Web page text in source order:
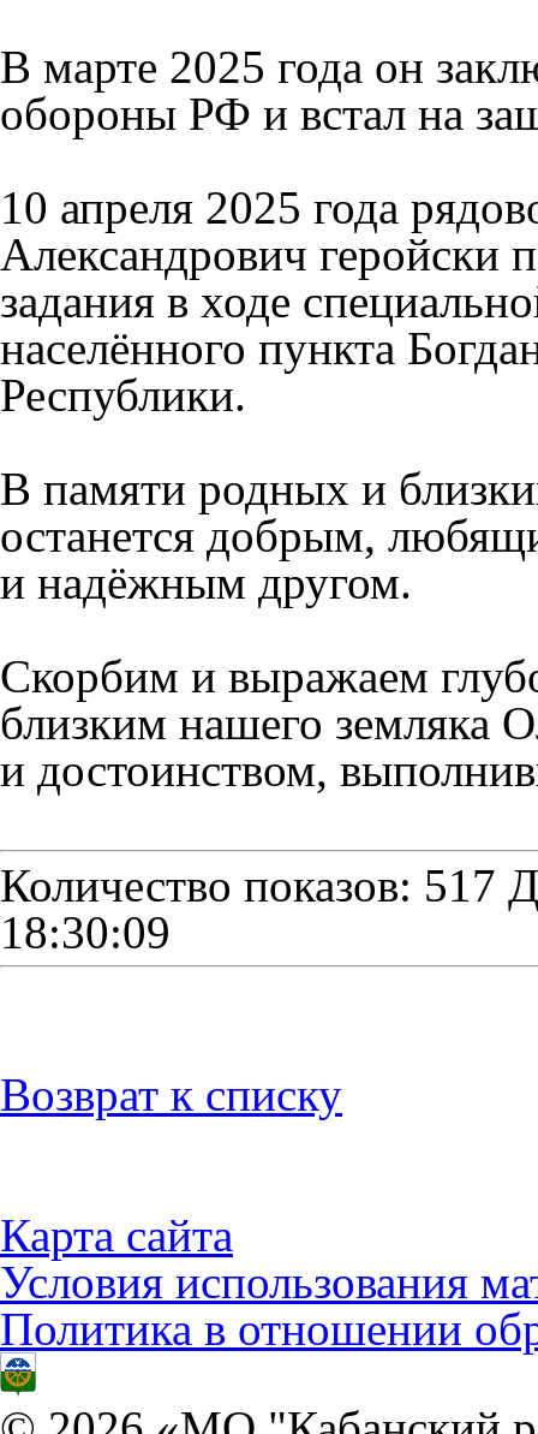
В марте 2025 года он
обороны РФ и встал на
10 апреля 2025 года
Александрович геройски
задания в ходе
населённого пункта
Республики.
В памяти родных и
останется добрым,
и надёжным другом.
Скорбим и выражаем
близким нашего земляка
и достоинством,
Количество показов: 517
18:30:09
Возврат к списку
Карта сайта
Условия использования
Политика в отношении